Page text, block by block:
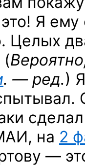
Я ему
Целых
(
. — ред.)
на 2
—